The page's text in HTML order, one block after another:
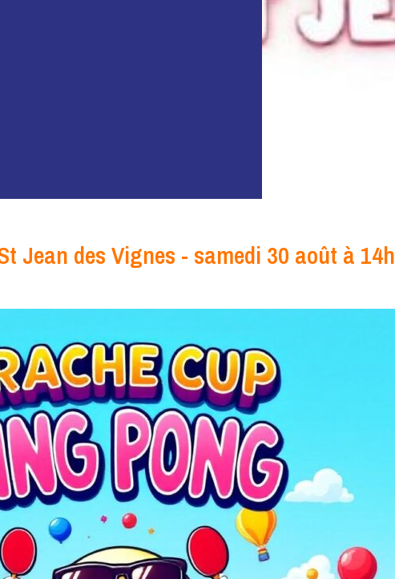
Jean des Vignes - samedi 30 août à 14h